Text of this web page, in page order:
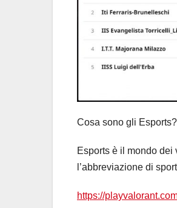
Cosa sono gli Esports?
Esports è il mondo
l’abbreviazione di
https://